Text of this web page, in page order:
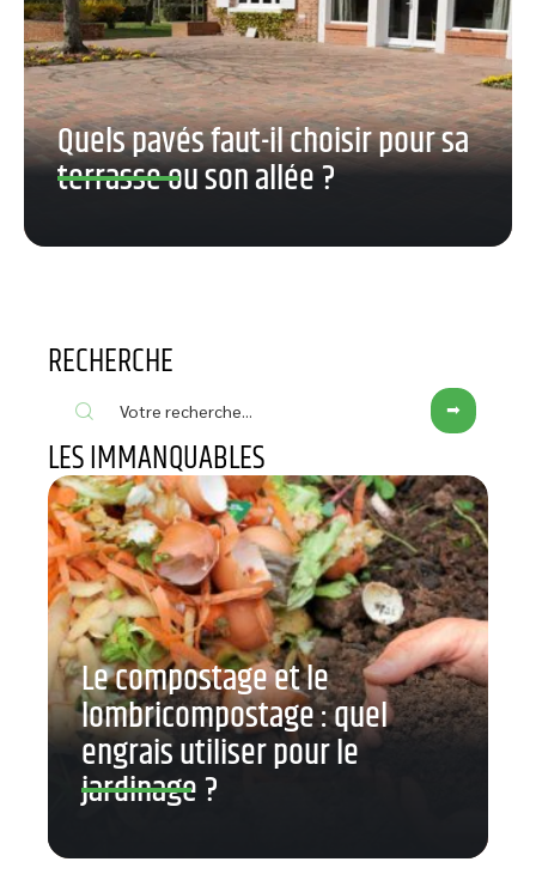
Quels pavés faut-il choisir pour sa
terrasse ou son allée ?
RECHERCHE
LES IMMANQUABLES
Le compostage et le
lombricompostage : quel
engrais utiliser pour le
jardinage ?